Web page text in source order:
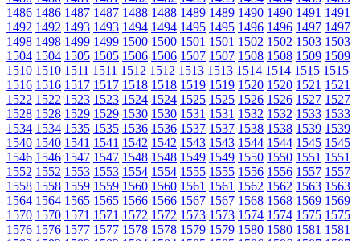
1486 1486 1487 1487 1488 1488 1489 1489 1490 1490 1491 1491
1492 1492 1493 1493 1494 1494 1495 1495 1496 1496 1497 1497
1498 1498 1499 1499 1500 1500 1501 1501 1502 1502 1503 1503
1504 1504 1505 1505 1506 1506 1507 1507 1508 1508 1509 1509
1510 1510 1511 1511 1512 1512 1513 1513 1514 1514 1515 1515
1516 1516 1517 1517 1518 1518 1519 1519 1520 1520 1521 1521
1522 1522 1523 1523 1524 1524 1525 1525 1526 1526 1527 1527
1528 1528 1529 1529 1530 1530 1531 1531 1532 1532 1533 1533
1534 1534 1535 1535 1536 1536 1537 1537 1538 1538 1539 1539
1540 1540 1541 1541 1542 1542 1543 1543 1544 1544 1545 1545
1546 1546 1547 1547 1548 1548 1549 1549 1550 1550 1551 1551
1552 1552 1553 1553 1554 1554 1555 1555 1556 1556 1557 1557
1558 1558 1559 1559 1560 1560 1561 1561 1562 1562 1563 1563
1564 1564 1565 1565 1566 1566 1567 1567 1568 1568 1569 1569
1570 1570 1571 1571 1572 1572 1573 1573 1574 1574 1575 1575
1576 1576 1577 1577 1578 1578 1579 1579 1580 1580 1581 1581